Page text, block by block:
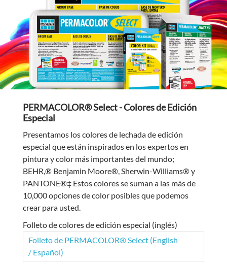
PERMACOLOR® Select - Colores de Edición
Especial
Presentamos los colores de lechada de edición
especial que están inspirados en los expertos en
pintura y color más importantes del mundo;
BEHR,® Benjamin Moore®, Sherwin-Williams® y
PANTONE®‡ Estos colores se suman a las más de
10,000 opciones de color posibles que podemos
crear para usted.
Folleto de colores de edición especial (inglés)
Folleto de PERMACOLOR® Select (English
/ Español)